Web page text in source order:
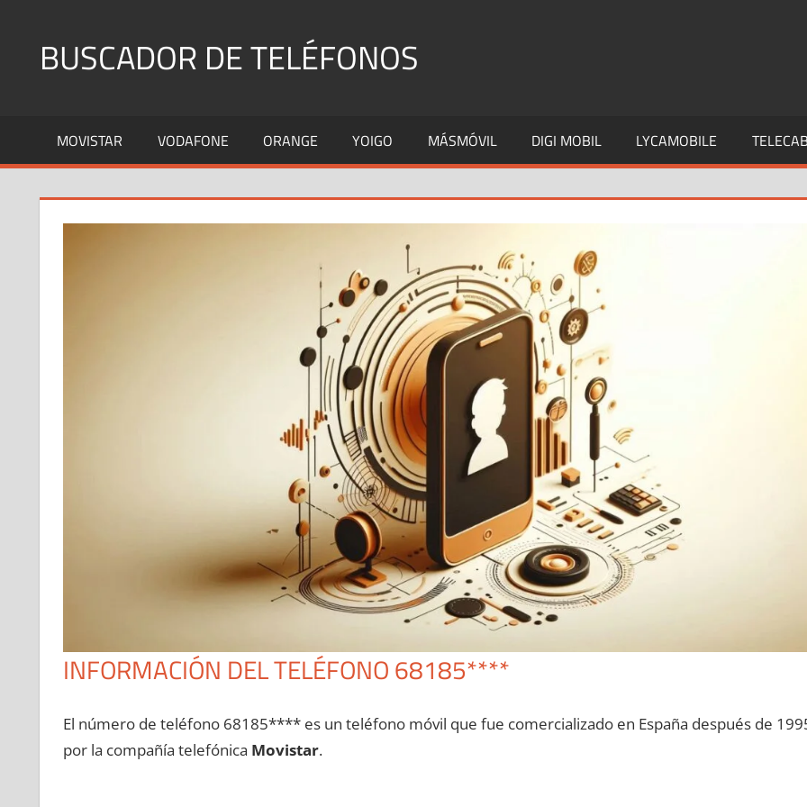
contenidoBUSCADOR DE TELÉFONOS
Fijos
y
MOVISTAR VODAFONE ORANGE YOIGO MÁSMÓVIL DIGI MOBIL LYCAMOBILE
INFORMACIÓN DEL TELÉFONO 68185****
El número dе teléfono 68185**** es un teléfono móvil quе fue comercializado en España después dе
pοr la compañía telefónica Movistar.